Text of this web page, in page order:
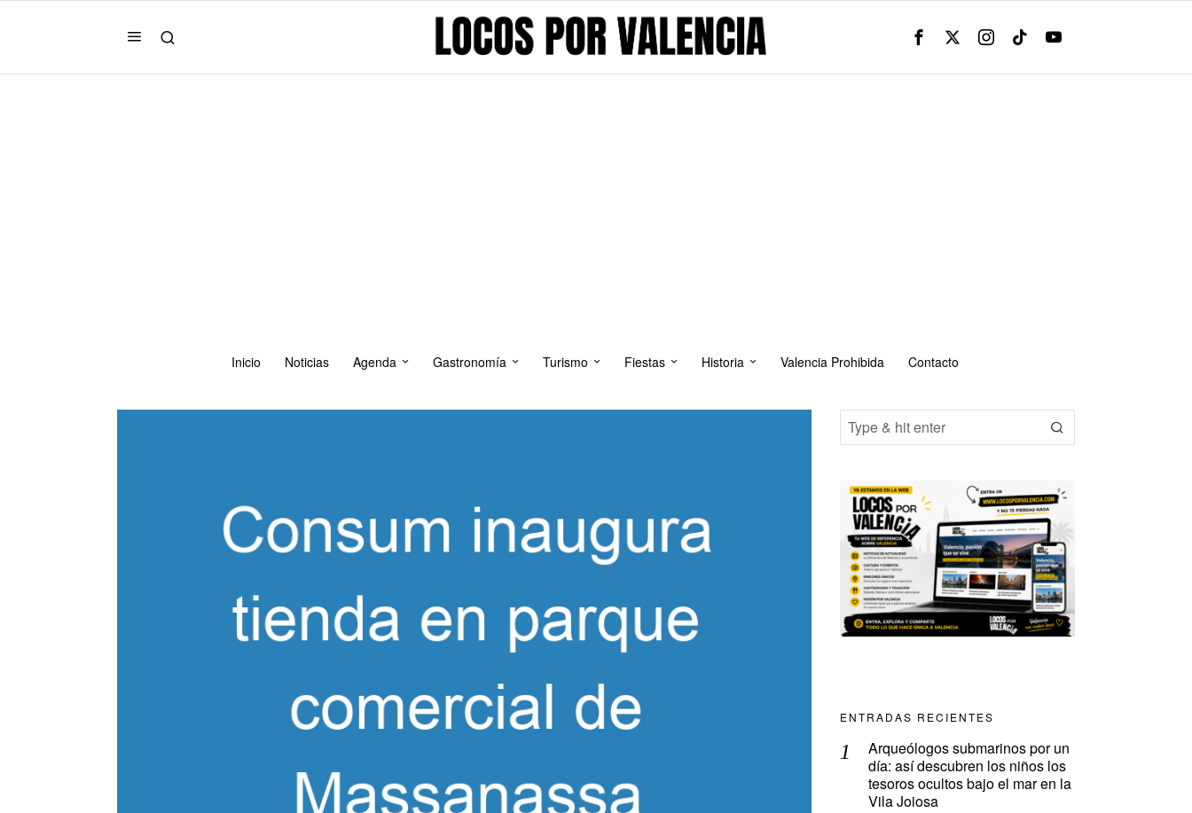
Inicio Noticias Agenda Gastronomía Turismo Fiestas Historia Valencia Prohibida Contacto
ENTRADAS RECIENTES
Arqueólogos submarinos por un
día: así descubren los niños los
tesoros ocultos bajo el mar en la
Vila Joiosa